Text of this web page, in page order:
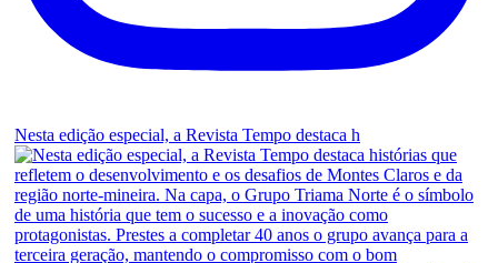
Nesta edição especial, a Revista Tempo destaca h